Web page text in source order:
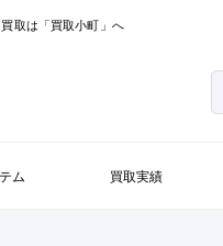
取は「買取小町」へ
ム 買取実績